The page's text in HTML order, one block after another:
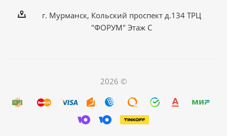
г. Мурманск, Кольский проспект д.134 ТРЦ
"ФОРУМ" Этаж С
2026 ©